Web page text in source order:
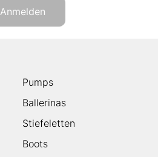
Anmelden
Pumps
Ballerinas
Stiefeletten
Boots